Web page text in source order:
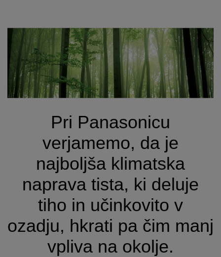
Pri Panasonicu
verjamemo, da je
najboljša klimatska
naprava tista, ki deluje
tiho in učinkovito v
ozadju, hkrati pa čim manj
vpliva na okolje.